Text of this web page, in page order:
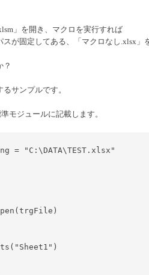
を開き、マクロを実行すれば
定してある、「マクロなし.xlsx」
サンプルです。
モジュールに記載します。